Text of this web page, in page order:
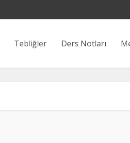
Tebliğler Ders Notları